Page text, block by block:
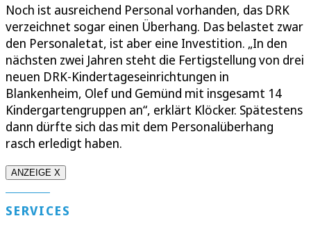
Noch ist ausreichend Personal vorhanden, das DRK
verzeichnet sogar einen Überhang. Das belastet zwar
den Personaletat, ist aber eine Investition. „In den
nächsten zwei Jahren steht die Fertigstellung von drei
neuen DRK-Kindertageseinrichtungen in
Blankenheim, Olef und Gemünd mit insgesamt 14
Kindergartengruppen an“, erklärt Klöcker. Spätestens
dann dürfte sich das mit dem Personalüberhang
rasch erledigt haben.
ANZEIGE X
SERVICES